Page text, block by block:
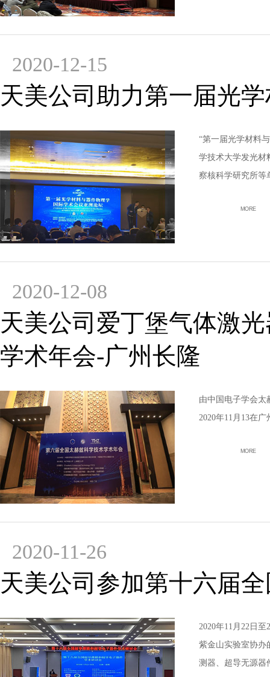
2020-12-15
天美公司助力第一届光
“第一届光学材料
学技术大学发光材
察核科学研究所等
MORE
2020-12-08
天美公司爱丁堡气体激
学术年会-广州长隆
由中国电子学会太
2020年11月13在
MORE
2020-11-26
天美公司参加第十六届
2020年11月22日
紫金山实验室协办
测器、超导无源器